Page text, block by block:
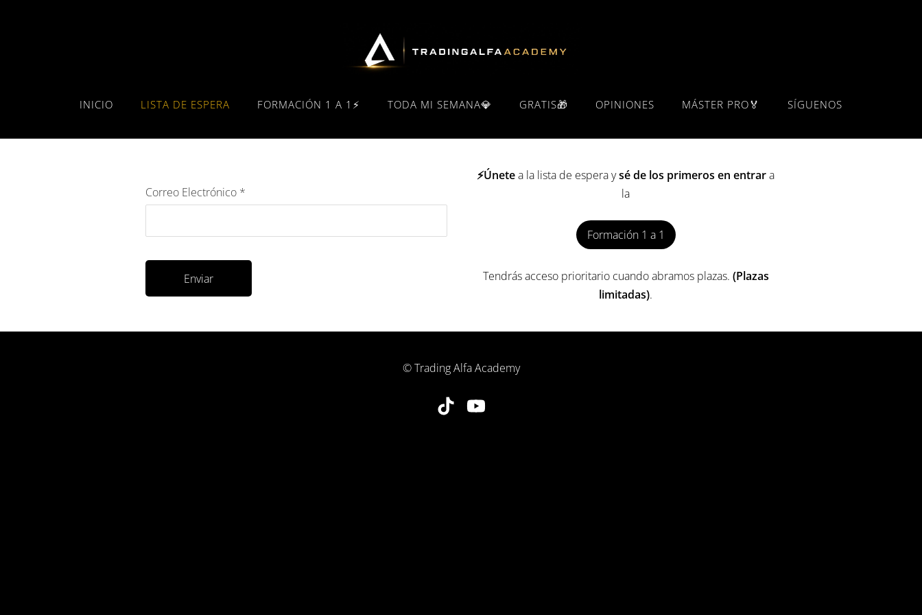
INICIO LISTA DE ESPERA FORMACIÓN 1 A 1⚡ TODA MI SEMANA💎 GRATIS🎁 OPINIONES MÁSTER PRO🏅 SÍGUENOS
Correo Electrónico *
⚡Únetea la lista de espera ysé de los primeros en entrara
la
Formación 1 a 1
Tendrás acceso prioritario cuando abramos plazas. (Plazas
limitadas).
© Trading Alfa Academy